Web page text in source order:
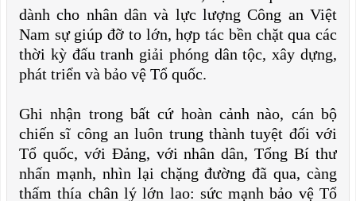
dành cho nhân dân và lực lượng Công an Việt
Nam sự giúp đỡ to lớn, hợp tác bền chặt qua các
thời kỳ đấu tranh giải phóng dân tộc, xây dựng,
phát triển và bảo vệ Tổ quốc.
Ghi nhận trong bất cứ hoàn cảnh nào, cán bộ
chiến sĩ công an luôn trung thành tuyệt đối với
Tổ quốc, với Đảng, với nhân dân, Tổng Bí thư
nhấn mạnh, nhìn lại chặng đường đã qua, càng
thấm thía chân lý lớn lao: sức mạnh bảo vệ Tổ